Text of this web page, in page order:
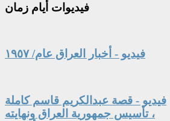
فيديوات أيام زمان
فيديو - أخبار العراق عام/ ١٩٥٧
فيديو - قصة عبدالكريم قاسم كاملة
، تأسيس جمهورية العراق ونهايته